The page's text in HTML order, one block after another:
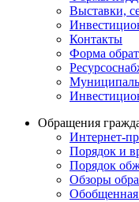
Выставки,
Контакты
Форма
Обращения
Интернет-
Порядок и
Порядок
Обзоры
Обобщенная